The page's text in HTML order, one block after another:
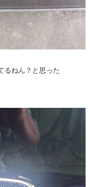
るねん？と思った